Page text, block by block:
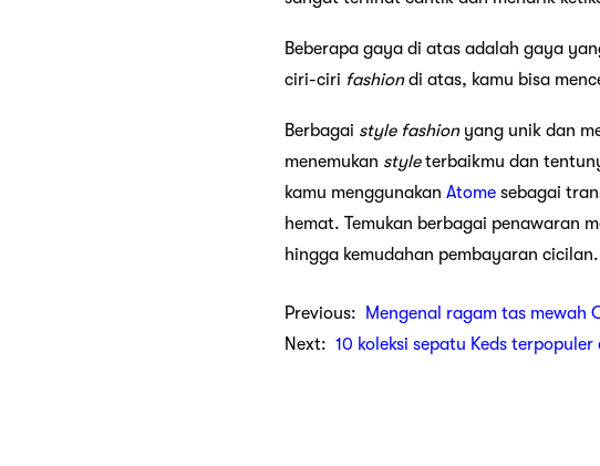
Beberapa gaya di atas adalah gaya
ciri-ciri fashiondi atas, kamu bisa
Berbagai style fashionyang unik dan
menemukan styleterbaikmu dan
kamu menggunakan Atome sebagai
hemat. Temukan berbagai penawaran
hingga kemudahan pembayaran cicilan.
Previous:
Mengenal ragam tas mewah
Next: 10 koleksi sepatu Keds terpopuler